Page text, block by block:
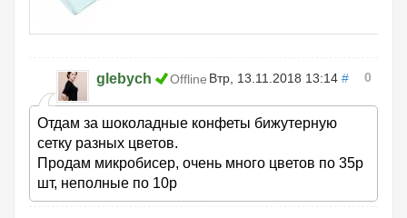
glebych Offline Втр, 13.11.2018 13:14 # 0
Отдам за шоколадные конфеты бижутерную
сетку разных цветов.
Продам микробисер, очень много цветов по 35р
шт, неполные по 10р